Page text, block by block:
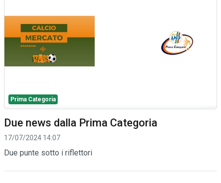
Prima Categoria
Due news dalla Prima Categoria
17/07/2024 14:07
Due punte sotto i riflettori